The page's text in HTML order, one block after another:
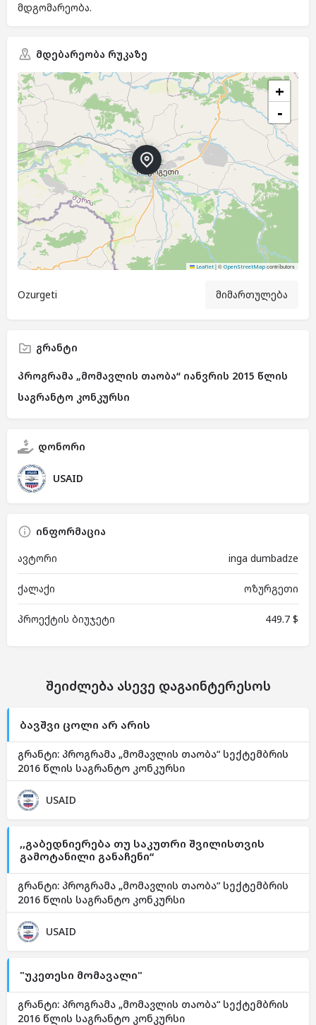
მდგომარეობა.
მდებარეობა რუკაზე
+
−
Leaflet |© OpenStreetMap contributors
Ozurgeti მიმართულება
გრანტი
პროგრამა „მომავლის თაობა“ იანვრის 2015 წლის
საგრანტო კონკურსი
დონორი
USAID
ინფორმაცია
ავტორი
inga dumbadze
ქალაქი ოზურგეთი
პროექტის ბიუჯეტი 449.7 $
შეიძლება ასევე დაგაინტერესოს
ბავშვი ცოლი არ არის
გრანტი: პროგრამა „მომავლის თაობა“ სექტემბრის
2016 წლის საგრანტო კონკურსი
USAID
,,გაბედნიერება თუ საკუთრი შვილისთვის
გამოტანილი განაჩენი“
გრანტი: პროგრამა „მომავლის თაობა“ სექტემბრის
2016 წლის საგრანტო კონკურსი
USAID
"უკეთესი მომავალი"
გრანტი: პროგრამა „მომავლის თაობა“ სექტემბრის
2016 წლის საგრანტო კონკურსი